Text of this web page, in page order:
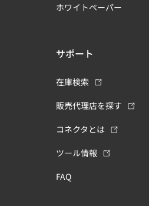
ホワイトペーパー
サポート
在庫検索
販売代理店を探す
コネクタとは
ツール情報
FAQ